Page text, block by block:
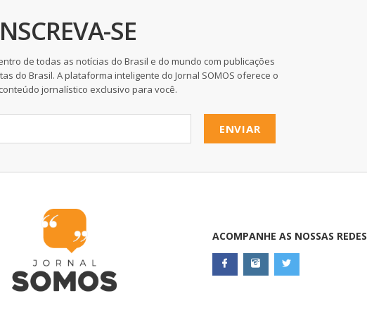
SE
de todas as notícias do Brasil e do mundo com publicações
do Brasil. A plataforma inteligente do Jornal SOMOS oferece o
jornalístico exclusivo para você.
ENVIAR
ACOMPANHE AS NOSSAS REDES